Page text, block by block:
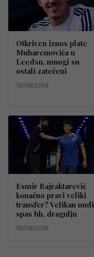
Otkriven iznos plate
Muharemovića u
Leedsu, mnogi su
ostali zatečeni
10/08/2026
Esmir Bajraktarević
konačno pravi veliki
transfer? Velikan nudi
spas bh. dragulju
10/08/2026